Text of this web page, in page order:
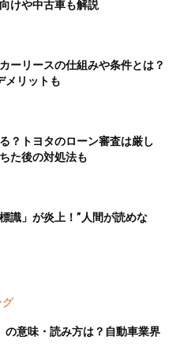
けや中古車も解説
ーリースの仕組みや条件とは？
メリットも
？トヨタのローン審査は厳し
た後の対処法も
識」が炎上！”人間が読めな
グ
の意味・読み方は？自動車業界